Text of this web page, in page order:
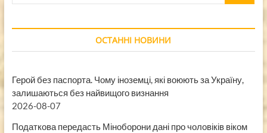
ОСТАННІ НОВИНИ
Герой без паспорта. Чому іноземці, які воюють за Україну,
залишаються без найвищого визнання
2026-08-07
Податкова передасть Міноборони дані про чоловіків віком